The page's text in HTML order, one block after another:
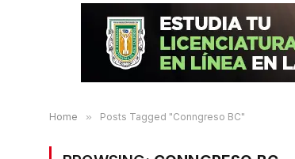
Home » Posts Tagged "Conngreso BC"